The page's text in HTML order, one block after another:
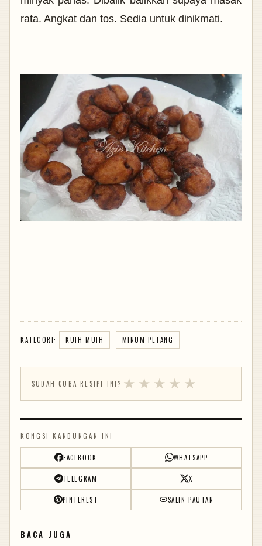
rata. Angkat dan tos. Sedia untuk dinikmati.
KATEGORI: KUIH MUIH MINUM PETANG
SUDAH CUBA RESIPI INI? ★ ★ ★ ★ ★
KONGSI KANDUNGAN INI
FACEBOOK WHATSAPP
TELEGRAM X
PINTEREST SALIN PAUTAN
BACA JUGA